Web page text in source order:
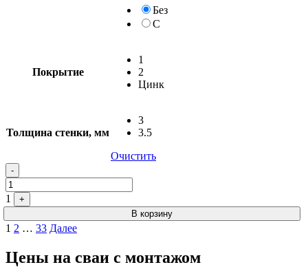
Без
С
Покрытие
1
2
Цинк
Толщина стенки, мм
3
3.5
Очистить
-
1
+
В корзину
Пагинация
записей
1 2 … 33 Далее
Цены на сваи с монтажом